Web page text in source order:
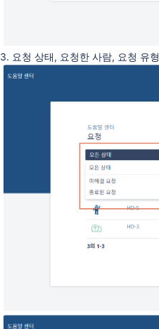
3. 요청 상태, 요청한 사람, 요청 유